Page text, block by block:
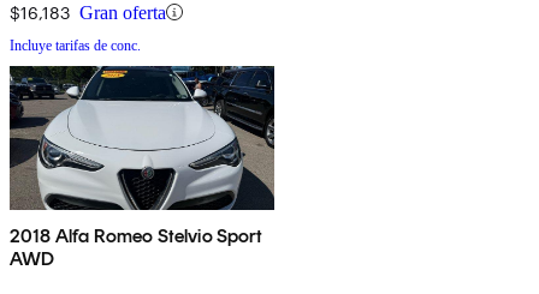
$16,183 Gran oferta
Incluye tarifas de conc.
2018 Alfa Romeo Stelvio Sport
AWD